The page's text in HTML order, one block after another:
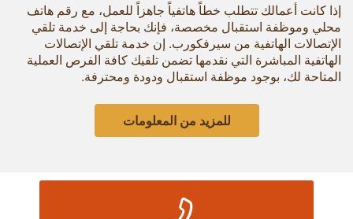
إذا كانت أعمالك تتطلب خطاً هاتفياً جاهزاً للعمل، مع رقم هاتف
محلي وموظفة استقبال مخصصة، فإنك بحاجة إلى خدمة تلقي
الإتصالات الهاتفية من سيرفكورب. إن خدمة تلقي الإتصالات
الهاتفية المباشرة التي نقدمها تضمن تلقيك كافة الفرص العملية
المتاحة لك، بوجود موظفة استقبال ودودة ومحترفة.
للمزيد من المعلومات